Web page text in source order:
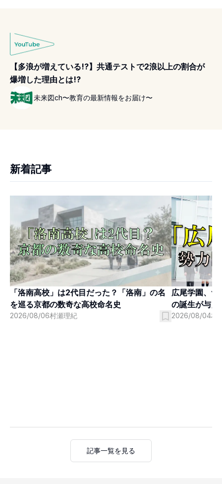
【多浪が増えている!?】共通テストで2浪以上の割合が
爆増した理由とは!?
未来図ch〜教育の最新情報をお届け〜
新着記事
「洛南高校」は2代目だった？「洛南」の名
を巡る京都の数奇な高校命名史
2026/08/06村瀬理紀
広尾学園、
の誕生が与え
2026/08/04村
記事一覧を見る